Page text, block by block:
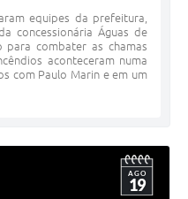
equipes da prefeitura,
concessionária Águas de
para combater as chamas
aconteceram numa
com Paulo Marin e em um
AGO
19